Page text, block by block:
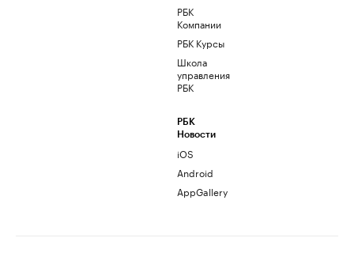
РБК
Компании
РБК Курсы
Школа
управления
РБК
РБК
Новости
iOS
Android
AppGallery